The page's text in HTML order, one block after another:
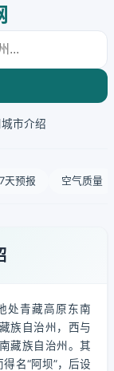
市介绍
7天预报 空气质量
处青藏高原东南
族自治州，西与
藏族自治州。其
名“阿坝”，后设